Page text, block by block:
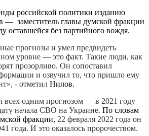
российской политики изданию
— заместитель главы думской фракции
оставшейся без партийного вождя.
прогнозы и умел предвидеть
уровне — это факт. Такие люди, как
прозорливо. Он сопоставил
и озвучил то, что пришло ему
- отметил Нилов.
одним прогнозом — в 2021 году
начала СВО на Украине. По словам
фракции, 22 февраля 2022 года он
года. И это оказалось пророчеством.